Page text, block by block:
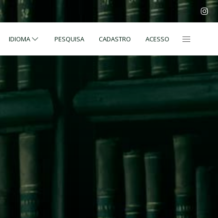
IDIOMA PESQUISA CADASTRO ACESSO